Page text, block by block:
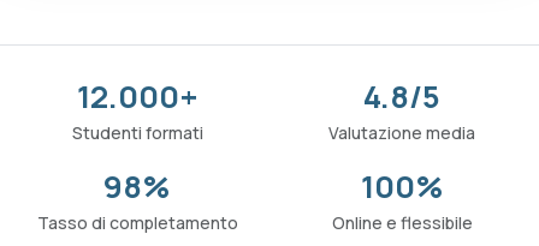
12.000+
Studenti formati
4.8/5
Valutazione media
98%
Tasso di completamento
100%
Online e flessibile